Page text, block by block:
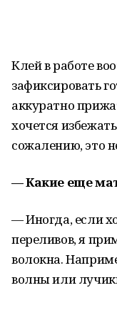
Клей в работе
зафиксировать
аккуратно
хочется
сожалению, это
— Какие еще
— Иногда, если
переливов, я
волокна.
волны или